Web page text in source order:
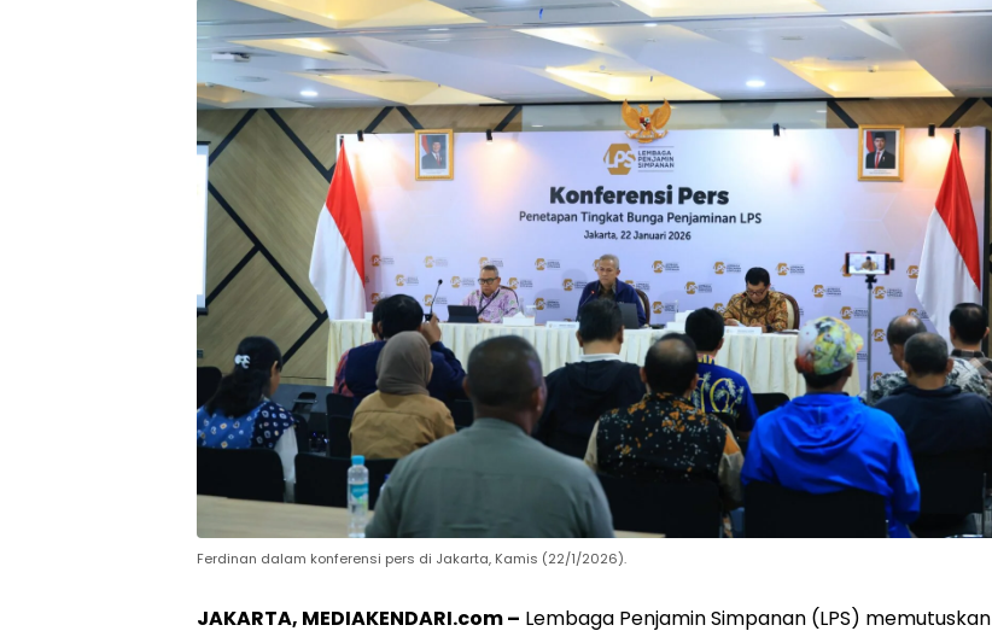
Ferdinan dalam konferensi pers di Jakarta, Kamis (22/1/2026).
JAKARTA, MEDIAKENDARI.com – Lembaga Penjamin Simpanan (LPS) memutuskan